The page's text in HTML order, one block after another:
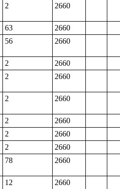
2 2660
63
2660
56 2660
2
2660
2 2660
2 2660
2
2660
2
2660
2
2660
78 2660
12 2660